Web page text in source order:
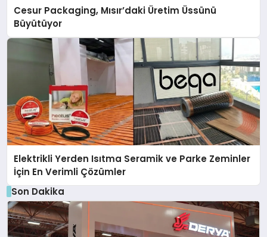
Cesur Packaging, Mısır’daki Üretim Üssünü
Büyütüyor
Elektrikli Yerden Isıtma Seramik ve Parke Zeminler
İçin En Verimli Çözümler
Son Dakika